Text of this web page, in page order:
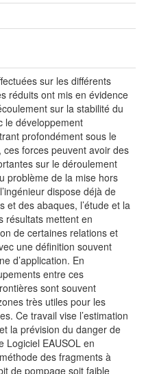
sur les différents
réduits ont mis en évidence
sur la stabilité du
le développement
profondément sous le
ces forces peuvent avoir des
sur le déroulement
problème de la mise hors
dispose déjà de
et des abaques, l’étude et la
résultats mettent en
de certaines relations et
une définition souvent
d’application. En
entre ces
sont souvent
très utiles pour les
Ce travail vise l’estimation
la prévision du danger de
Logiciel EAUSOL en
des fragments à
de pompage soit faible